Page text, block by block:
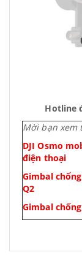
Hotline
Mời bạn xem
DJI Osmo
điện thoại
Gimbal
Q2
Gimbal